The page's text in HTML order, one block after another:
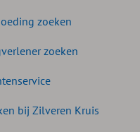
zoeken
zoeken
bij Zilveren Kruis